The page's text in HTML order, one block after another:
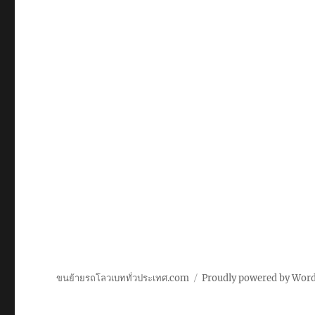
ขนย้ายรถโลวเบททั่วประเทศ.com Proudly powered by